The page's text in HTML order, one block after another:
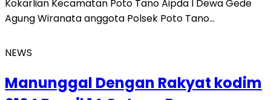
Kokarlian Kecamatan Poto Tano Aipda I Dewa Gede
Agung Wiranata anggota Polsek Poto Tano…
NEWS
Manunggal Dengan Rakyat kodim